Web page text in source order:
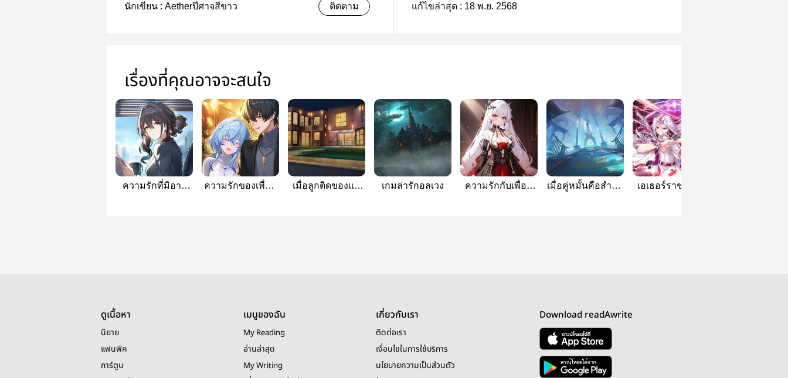
นักเขียน : Aetherปีศาจสีขาว ติดตาม แก้ไขล่าสุด : 18 พ.ย. 2568
เรื่องที่คุณอาจจะสนใจ
ความรักที่มิอาจ
ความรักของเพื่อน
เมื่อลูกติดของแม่
เกมล่ารักอลเวง
ความรักกับเพื่อน
เมื่อคู่หมั้นคือสำนัก
เอเธอร์ราชาแห่ง
ดูเนื้อหา
นิยาย
แฟนฟิค
การ์ตูน
เมนูของฉัน
My Reading
อ่านล่าสุด
My Writing
เกี่ยวกับเรา
ติดต่อเรา
เงื่อนไขในการใช้บริการ
นโยบายความเป็นส่วนตัว
Download readAwrite